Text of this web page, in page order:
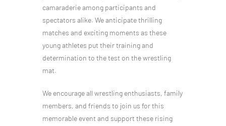
camaraderie among participants and
spectators alike. We anticipate thrilling
matches and exciting moments as these
young athletes put their training and
determination to the test on the wrestling
mat.
We encourage all wrestling enthusiasts, family
members, and friends to join us for this
memorable event and support these rising